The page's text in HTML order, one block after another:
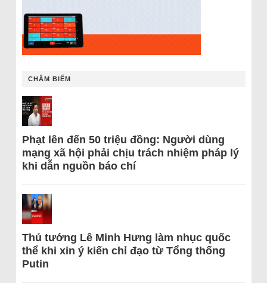
CHÂM BIẾM
Phạt lên đến 50 triệu đồng: Người dùng
mạng xã hội phải chịu trách nhiệm pháp lý
khi dẫn nguồn báo chí
Thủ tướng Lê Minh Hưng làm nhục quốc
thể khi xin ý kiến chỉ đạo từ Tổng thống
Putin